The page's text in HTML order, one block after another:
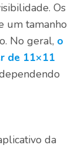
Os
um tamanho
No geral, o
de 11×11
da